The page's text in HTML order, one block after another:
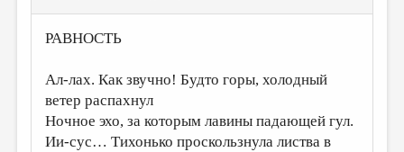
ЛИТСАЛОН
НОВОСТИ
ПРАВИЛА САЙТА
ОТДЕЛЫ И РУБРИКИ
ИЗБРАННОЕ
РАВНОСТЬ
Ал-лах. Как звучно! Будто горы, холодный
ветер распахнул
Ночное эхо, за которым лавины падающей гул.
Ии-сус… Тихонько проскользнула листва в